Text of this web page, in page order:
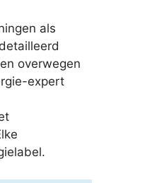
als
overwegen
expert